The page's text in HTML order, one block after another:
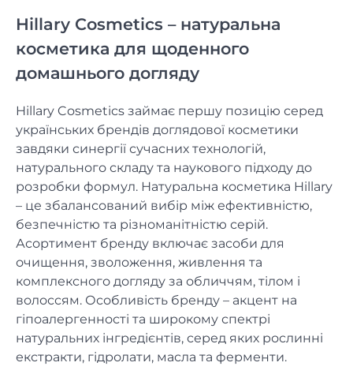
Hillary Cosmetics – натуральна
косметика для щоденного
домашнього догляду
Hillary Cosmetics займає першу позицію серед
українських брендів доглядової косметики
завдяки синергії сучасних технологій,
натурального складу та наукового підходу до
розробки формул. Натуральна косметика Hillary
– це збалансований вибір між ефективністю,
безпечністю та різноманітністю серій.
Асортимент бренду включає засоби для
очищення, зволоження, живлення та
комплексного догляду за обличчям, тілом і
волоссям. Особливість бренду – акцент на
гіпоалергенності та широкому спектрі
натуральних інгредієнтів, серед яких рослинні
екстракти, гідролати, масла та ферменти.